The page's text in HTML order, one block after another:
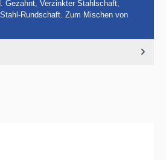
Gezahnt, Verzinkter Stahlschaft,
Rundschaft. Zum Mischen von